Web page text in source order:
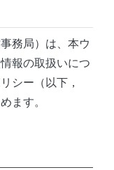
務局）は、 本ウ
報の取扱いにつ
シー（以下，
ます。